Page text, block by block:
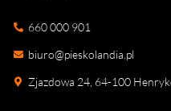
660 000 901
biuro@pieskolandia.pl
Zjazdowa 24, 64-100